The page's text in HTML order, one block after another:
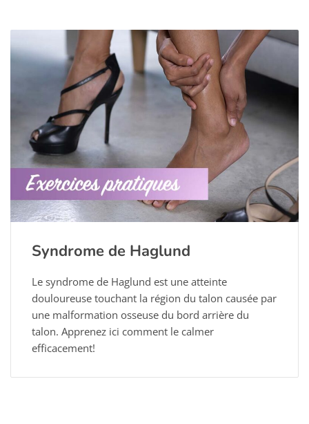
Syndrome de Haglund
Le syndrome de Haglund est une atteinte
douloureuse touchant la région du talon causée par
une malformation osseuse du bord arrière du
talon. Apprenez ici comment le calmer
efficacement!